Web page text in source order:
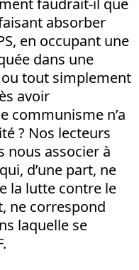
faudrait-il que
absorber
en occupant une
dans une
tout simplement
avoir
communisme n’a
? Nos lecteurs
nous associer à
d’une part, ne
la lutte contre le
ne correspond
laquelle se